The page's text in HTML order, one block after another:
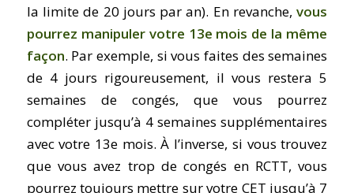
la limite de 20 jours par an). En revanche, vous
pourrez manipuler votre 13e mois de la même
façon. Par exemple, si vous faites des semaines
de 4 jours rigoureusement, il vous restera 5
semaines de congés, que vous pourrez
compléter jusqu’à 4 semaines supplémentaires
avec votre 13e mois. À l’inverse, si vous trouvez
que vous avez trop de congés en RCTT, vous
pourrez toujours mettre sur votre CET jusqu’à 7